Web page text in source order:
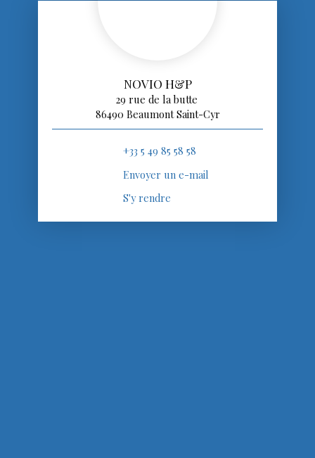
NOVIO H&P
29 rue de la butte
86490 Beaumont Saint-Cyr
+33 5 49 85 58 58
Envoyer un e-mail
S'y rendre